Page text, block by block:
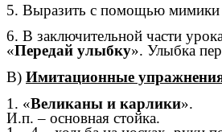
5. Выразить с помощью мимики
6. В заключительной части
«Передай улыбку». Улыбка
В) Имитационные
1. «Великаны и карлики».
И.п. – основная стойка.